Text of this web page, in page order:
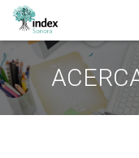
Inicio
Nosotros